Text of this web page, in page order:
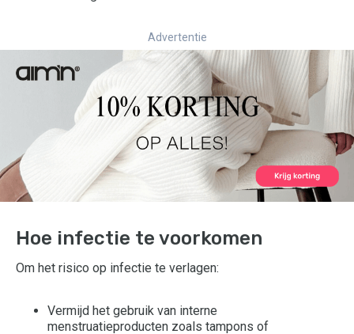
Advertentie
Hoe infectie te voorkomen
Om het risico op infectie te verlagen:
Vermijd het gebruik van interne
menstruatieproducten zoals tampons of